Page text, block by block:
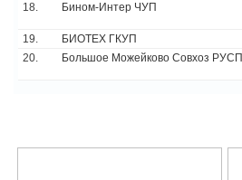
18.
Бином-Интер ЧУП
19.
БИОТЕХ ГКУП
20.
Большое Можейково Совхоз РУСП